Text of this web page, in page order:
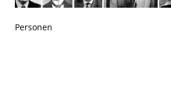
Personen